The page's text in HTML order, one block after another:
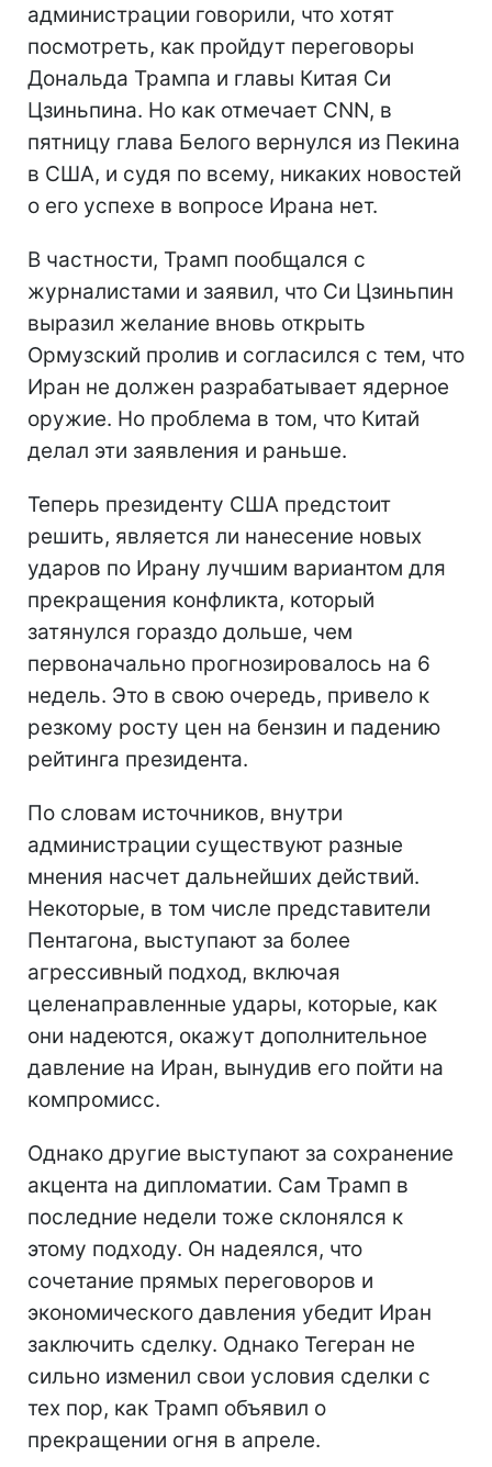
администрации говорили, что хотят
посмотреть, как пройдут переговоры
Дональда Трампа и главы Китая Си
Цзиньпина. Но как отмечает CNN, в
пятницу глава Белого вернулся из Пекина
в США, и судя по всему, никаких новостей
о его успехе в вопросе Ирана нет.
В частности, Трамп пообщался с
журналистами и заявил, что Си Цзиньпин
выразил желание вновь открыть
Ормузский пролив и согласился с тем, что
Иран не должен разрабатывает ядерное
оружие. Но проблема в том, что Китай
делал эти заявления и раньше.
Теперь президенту США предстоит
решить, является ли нанесение новых
ударов по Ирану лучшим вариантом для
прекращения конфликта, который
затянулся гораздо дольше, чем
первоначально прогнозировалось на 6
недель. Это в свою очередь, привело к
резкому росту цен на бензин и падению
рейтинга президента.
По словам источников, внутри
администрации существуют разные
мнения насчет дальнейших действий.
Некоторые, в том числе представители
Пентагона, выступают за более
агрессивный подход, включая
целенаправленные удары, которые, как
они надеются, окажут дополнительное
давление на Иран, вынудив его пойти на
компромисс.
Однако другие выступают за сохранение
акцента на дипломатии. Сам Трамп в
последние недели тоже склонялся к
этому подходу. Он надеялся, что
сочетание прямых переговоров и
экономического давления убедит Иран
заключить сделку. Однако Тегеран не
сильно изменил свои условия сделки с
тех пор, как Трамп объявил о
прекращении огня в апреле.